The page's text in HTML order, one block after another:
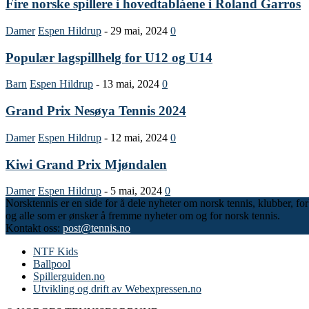
Fire norske spillere i hovedtablåene i Roland Garros
Damer Espen Hildrup - 29 mai, 2024 0
Populær lagspillhelg for U12 og U14
Barn Espen Hildrup - 13 mai, 2024 0
Grand Prix Nesøya Tennis 2024
Damer Espen Hildrup - 12 mai, 2024 0
Kiwi Grand Prix Mjøndalen
Damer Espen Hildrup - 5 mai, 2024 0
Norsktennis er en side for å dele nyheter om norsk tennis, klubber,
og alle som er ønsker å fremme nyheter om og for norsk tennis.
Kontakt oss: post@tennis.no
NTF Kids
Ballpool
Spillerguiden.no
Utvikling og drift av Webexpressen.no